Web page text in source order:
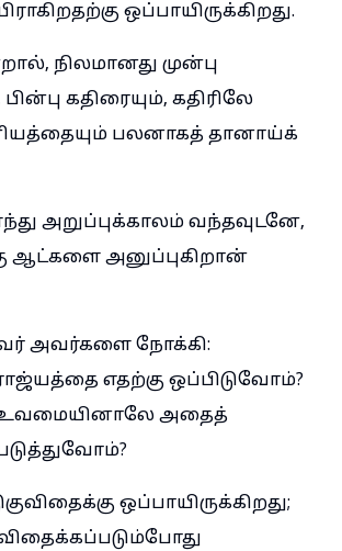
ஒப்பாயிருக்கிறது.
நிலமானது முன்பு
கதிரையும், கதிரிலே
பலனாகத் தானாய்க்
அறுப்புக்காலம் வந்தவுடனே,
ஆட்களை அனுப்புகிறான்
அவர்களை நோக்கி:
எதற்கு ஒப்பிடுவோம்?
அதைத்
ஒப்பாயிருக்கிறது;
விதைக்கப்படும்போது